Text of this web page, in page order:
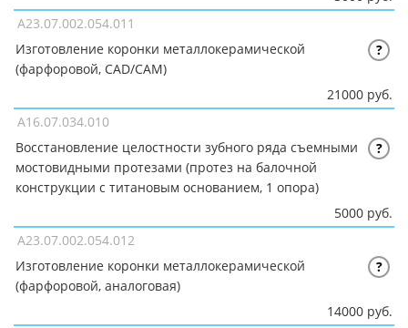
A23.07.002.054.011
Изготовление коронки металлокерамической
(фарфоровой, CAD/CAM)
?
21000 руб.
A16.07.034.010
Восстановление целостности зубного ряда съемными
мостовидными протезами (протез на балочной
конструкции с титановым основанием, 1 опора)
?
5000 руб.
A23.07.002.054.012
Изготовление коронки металлокерамической
(фарфоровой, аналоговая)
?
14000 руб.